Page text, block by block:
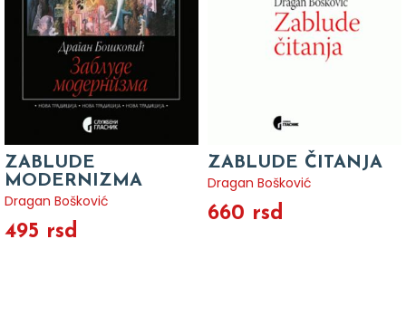
ZABLUDE
MODERNIZMA
Dragan Bošković
495 rsd
ZABLUDE ČITANJA
Dragan Bošković
660 rsd